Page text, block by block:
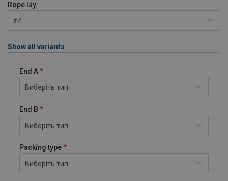
Rope lay:
zZ
Show all variants
End A
Виберіть тип
End B
Виберіть тип
Packing type
Виберіть тип